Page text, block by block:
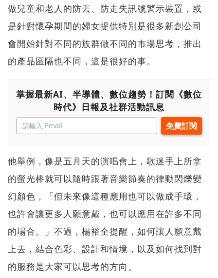
做兒童和老人的防丟、防走失訊號警示裝置，或
是針對懷孕期間的婦女提供特別是很多新創公司
會開始針對不同的族群做不同的市場思考，推出
的產品區隔也不同，這是很好的事。
掌握最新AI、半導體、數位趨勢！訂閱《數位
時代》日報及社群活動訊息
他舉例，像是五月天的演唱會上，歌迷手上所拿
的螢光棒就可以隨時跟著音樂節奏的律動閃爍變
幻顏色，「但未來像這種應用也可以做成手環，
也許會讓更多人願意戴，也可以應用在許多不同
的場合。」不過，楊裕全提醒，如何讓人願意戴
上去，結合色彩、設計和情境，以及如何找到對
的服務是大家可以思考的方向。